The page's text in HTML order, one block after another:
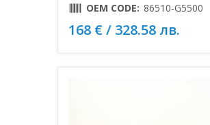
OEM CODE: 86510-G5500
168 € / 328.58 лв.